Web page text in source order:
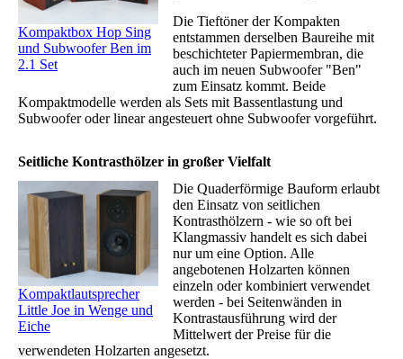
Kompaktbox Hop Sing
und Subwoofer Ben im
2.1 Set
Die Tieftöner der Kompakten
entstammen derselben Baureihe mit
beschichteter Papiermembran, die
auch im neuen Subwoofer "Ben"
zum Einsatz kommt. Beide
Kompaktmodelle werden als Sets mit Bassentlastung und
Subwoofer oder linear angesteuert ohne Subwoofer vorgeführt.
Seitliche Kontrasthölzer in großer Vielfalt
Kompaktlautsprecher
Little Joe in Wenge und
Eiche
Die Quaderförmige Bauform erlaubt
den Einsatz von seitlichen
Kontrasthölzern - wie so oft bei
Klangmassiv handelt es sich dabei
nur um eine Option. Alle
angebotenen Holzarten können
einzeln oder kombiniert verwendet
werden - bei Seitenwänden in
Kontrastausführung wird der
Mittelwert der Preise für die
verwendeten Holzarten angesetzt.